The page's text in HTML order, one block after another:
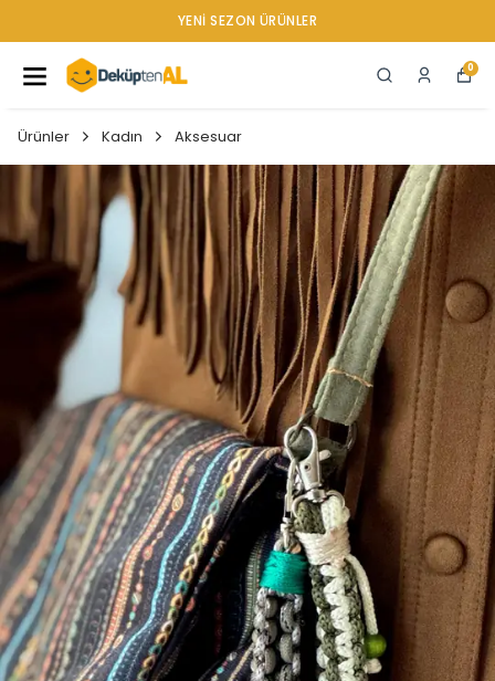
YENI SEZON ÜRÜNLER
0
Ürünler Kadın Aksesuar